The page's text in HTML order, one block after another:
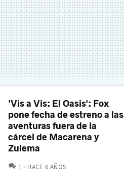
'Vis a Vis: El Oasis': Fox
pone fecha de estreno a las
aventuras fuera de la
cárcel de Macarena y
Zulema
1 COMENTARIOS
HACE 6 AÑOS